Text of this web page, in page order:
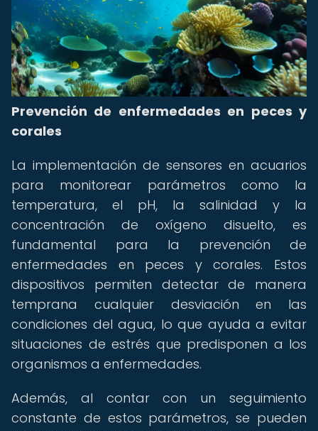
Prevención de enfermedades en peces y
corales
La implementación de sensores en acuarios
para monitorear parámetros como la
temperatura, el pH, la salinidad y la
concentración de oxígeno disuelto, es
fundamental para la prevención de
enfermedades en peces y corales. Estos
dispositivos permiten detectar de manera
temprana cualquier desviación en las
condiciones del agua, lo que ayuda a evitar
situaciones de estrés que predisponen a los
organismos a enfermedades.
Además, al contar con un seguimiento
constante de estos parámetros, se pueden